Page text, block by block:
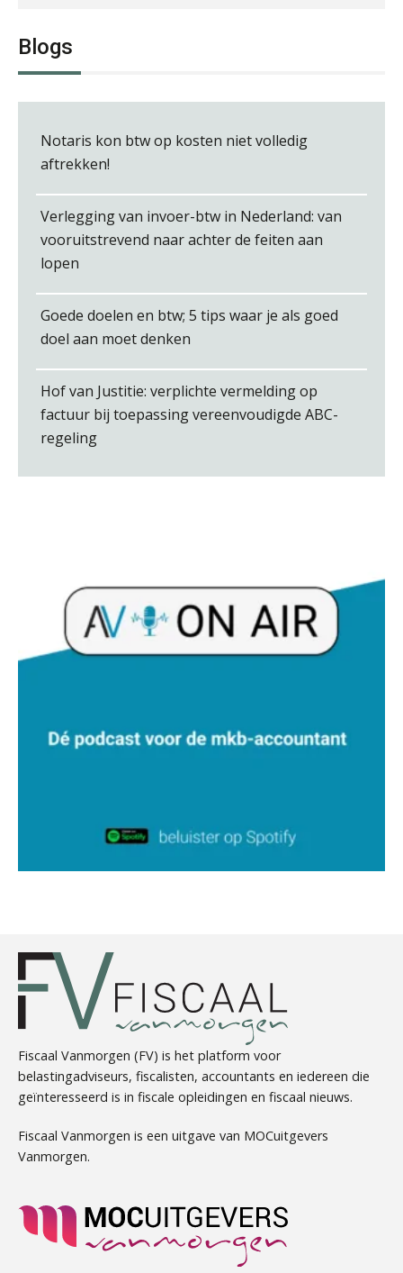
Hans Geuns
Albert Heeling
Joep Swinkels
Patrick Wille
Blogs
Notaris kon btw op kosten niet volledig
aftrekken!
Verlegging van invoer-btw in Nederland: van
vooruitstrevend naar achter de feiten aan
lopen
Goede doelen en btw; 5 tips waar je als goed
doel aan moet denken
Hof van Justitie: verplichte vermelding op
factuur bij toepassing vereenvoudigde ABC-
regeling
Fiscaal Vanmorgen (FV) is het platform voor
belastingadviseurs, fiscalisten, accountants en iedereen die
geïnteresseerd is in fiscale opleidingen en fiscaal nieuws.
Fiscaal Vanmorgen is een uitgave van MOCuitgevers
Vanmorgen.